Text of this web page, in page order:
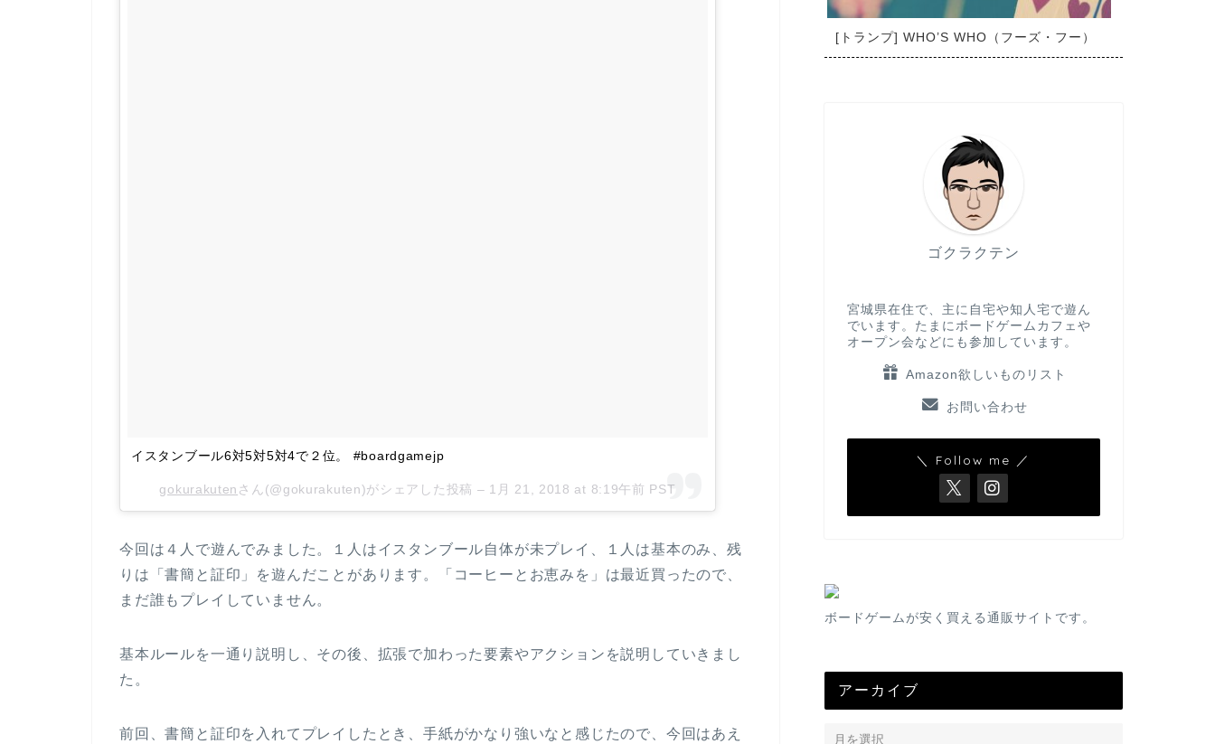
イスタンブール6対5対5対4で２位。 #boardgamejp
gokurakuten さん(@gokurakuten)がシェアした投稿 – 1月 21, 2018 at 8:19午前 PST
今回は４人で遊んでみました。１人はイスタンブール自体が未プレイ、１人は基本のみ、残
りは「書簡と証印」を遊んだことがあります。「コーヒーとお恵みを」は最近買ったので、
まだ誰もプレイしていません。
基本ルールを一通り説明し、その後、拡張で加わった要素やアクションを説明していきまし
た。
前回、書簡と証印を入れてプレイしたとき、手紙がかなり強いなと感じたので、今回はあえ
[トランプ] WHO’S WHO（フーズ・フー）
ゴクラクテン
宮城県在住で、主に自宅や知人宅で遊ん
でいます。たまにボードゲームカフェや
オープン会などにも参加しています。
Amazon欲しいものリスト
お問い合わせ
＼ Follow me ／
ボードゲームが安く買える通販サイトです。
アーカイブ